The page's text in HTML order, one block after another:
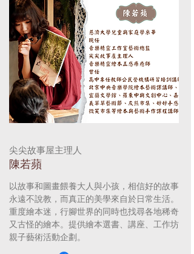
​尖尖故事屋主理人
陳若蘋
以故事和圖畫餵養大人與小孩，相信好的故事
永遠不說教，而真正的美學來自於日常生活。
重度繪本迷，行腳世界的同時也找尋各地稀奇
又古怪的繪本。提供繪本選書、講座、工作坊
親子藝術活動企劃。